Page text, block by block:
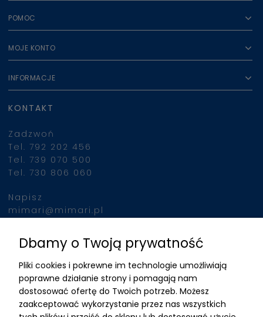
POMOC
MOJE KONTO
INFORMACJE
KONTAKT
Zadzwoń
Tel. 792 202 456
Tel. 739 070 500
Tel. 730 806 060
Napisz
mimari@mimari.pl
Znajdziesz nas
ADRES
MIMARI sp z o.o.
Dbamy o Twoją prywatność
Pliki cookies i pokrewne im technologie umożliwiają
poprawne działanie strony i pomagają nam
dostosować ofertę do Twoich potrzeb. Możesz
zaakceptować wykorzystanie przez nas wszystkich